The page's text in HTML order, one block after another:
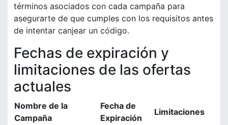
términos asociados con cada campaña para
asegurarte de que cumples con los requisitos antes
de intentar canjear un código.
Fechas de expiración y
limitaciones de las ofertas
actuales
Nombre de la
Campaña
Fecha de
Expiración
Limitaciones